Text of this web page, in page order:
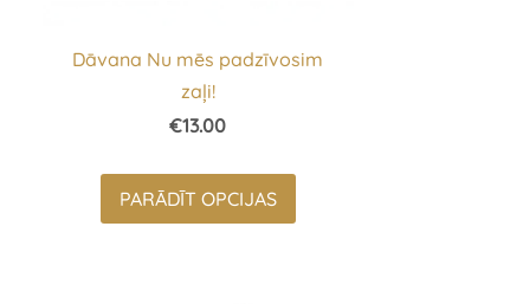
Dāvana Nu mēs padzīvosim
zaļi!
€13.00
PARĀDĪT OPCIJAS